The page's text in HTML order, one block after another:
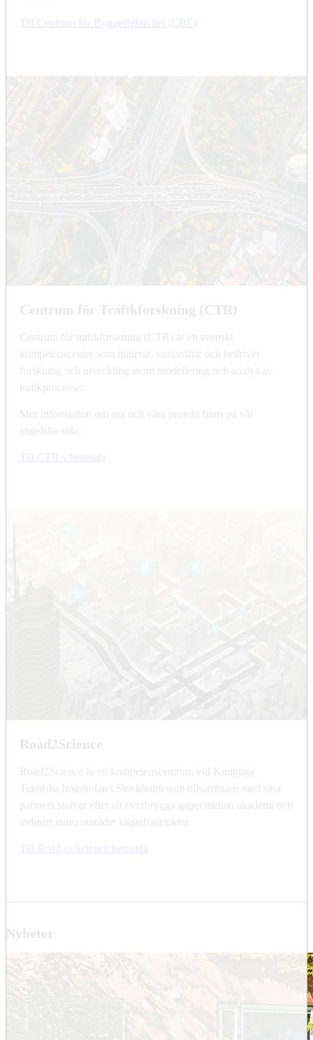
Till Centrum för Byggeffektivitet (CBE)
Centrum för Trafikforskning (CTR)
Centrum för trafikforskning (CTR) är ett svenskt
kompetenscenter som initierar, samordnar och bedriver
forskning och utveckling inom modellering och analys av
trafikprocesser.
Mer information om oss och våra projekt finns på vår
engelska sida:
Till CTR:s hemsida
Road2Science
Road2Science är ett kompetenscentrum vid Kungliga
Tekniska högskolan i Stockholm som tillsammans med sina
partners strävar efter att överbrygga gapet mellan akademi och
industri inom området väginfrastruktur.
Till Road to Science hemsida
Nyheter